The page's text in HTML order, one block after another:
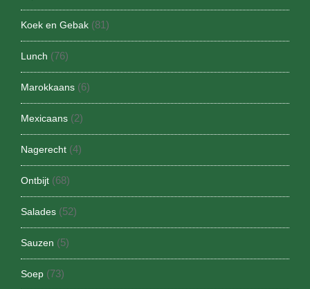
Koek en Gebak (81)
Lunch (76)
Marokkaans (6)
Mexicaans (2)
Nagerecht (4)
Ontbijt (68)
Salades (52)
Sauzen (5)
Soep (73)